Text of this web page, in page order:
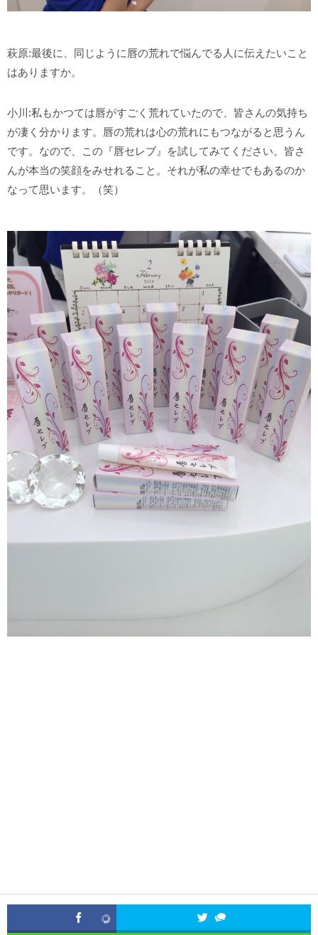
萩原:最後に、同じように唇の荒れで悩んでる人に伝えたいこと
はありますか。
小川:私もかつては唇がすごく荒れていたので、皆さんの気持ち
が凄く分かります。唇の荒れは心の荒れにもつながると思うん
です。なので、この『唇セレブ』を試してみてください。皆さ
んが本当の笑顔をみせれること。それが私の幸せでもあるのか
なって思います。（笑）